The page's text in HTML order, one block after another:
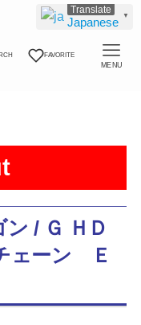
FAVORITE
MENU
/ Ｇ ＨＤ
ェーン Ｅ
Japanese ▼